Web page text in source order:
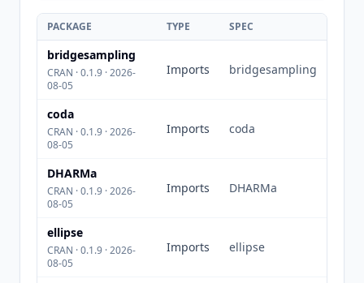
PACKAGE TYPE SPEC
bridgesampling
CRAN · 0.1.9 · 2026-
08-05
Imports bridgesampling
coda
CRAN · 0.1.9 · 2026-
08-05
Imports coda
DHARMa
CRAN · 0.1.9 · 2026-
08-05
Imports DHARMa
ellipse
CRAN · 0.1.9 · 2026-
08-05
Imports ellipse